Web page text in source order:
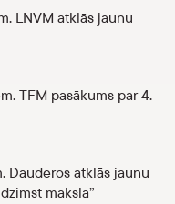
LNVM atklās jaunu
TFM pasākums par 4.
Dauderos atklās jaunu
māksla”